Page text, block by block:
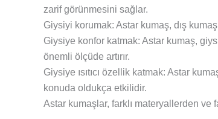
zarif görünmesini sağlar.
Giysiyi korumak: Astar kumaş, dış
Giysiye konfor katmak: Astar kumaş,
önemli ölçüde artırır.
Giysiye ısıtıcı özellik katmak: Astar
konuda oldukça etkilidir.
Astar kumaşlar, farklı materyallerden ve